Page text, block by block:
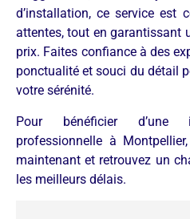
d’installation, ce service est
attentes, tout en garantissant
prix. Faites confiance à des
ponctualité et souci du détail
votre sérénité.
Pour bénéficier d’une
professionnelle à
maintenant et retrouvez un
les meilleurs délais.